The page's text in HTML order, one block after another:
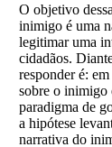
O objetivo
inimigo é uma
legitimar uma
cidadãos.
responder é:
sobre o inimigo
paradigma de
a hipótese
narrativa do